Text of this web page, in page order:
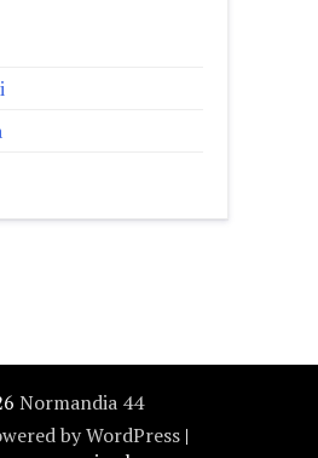
Normandia 44
by WordPress |